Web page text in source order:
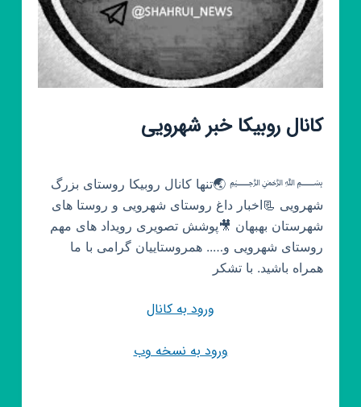
کانال روبیکا خبر شهرویی
﷽ 🌏تنها کانال روبیکا روستای بزرگ
شهرویی 📃اخبار داغ روستای شهرویی و روستا های
شهرستان بهبهان 🎥پوشش تصویری رویداد های مهم
روستای شهرویی و….. همروستاییان گرامی با ما
همراه باشید. با تشکر
ورود به کانال
ورود به نسخه وب